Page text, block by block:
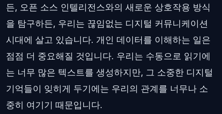
든, 오픈 소스 인텔리전스와의 새로운 상호작용 방식
을 탐구하든, 우리는 끊임없는 디지털 커뮤니케이션
시대에 살고 있습니다. 개인 데이터를 이해하는 일은
점점 더 중요해질 것입니다. 우리는 수동으로 읽기에
는 너무 많은 텍스트를 생성하지만, 그 소중한 디지털
기억들이 잊히게 두기에는 우리의 관계를 너무나 소
중히 여기기 때문입니다.